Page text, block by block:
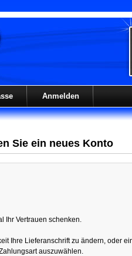
Anmelden
Sie ein neues Konto
Ihr Vertrauen schenken.
Ihre Lieferanschrift zu ändern, oder
auszuwählen.